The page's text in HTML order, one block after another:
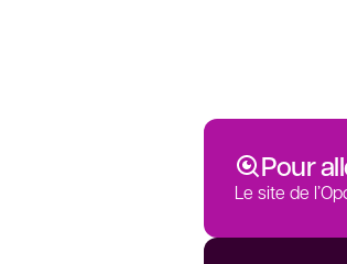
Pour
Le site de